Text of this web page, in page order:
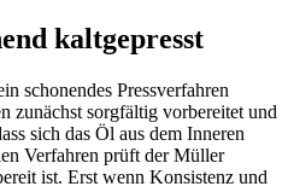
kaltgepresst
schonendes Pressverfahren
zunächst sorgfältig vorbereitet und
sich das Öl aus dem Inneren
Verfahren prüft der Müller
ist. Erst wenn Konsistenz und